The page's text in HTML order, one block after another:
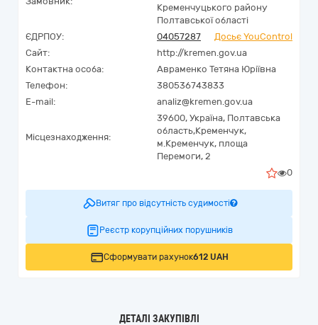
Кременчуцького району
Полтавської області
ЄДРПОУ:
04057287
Досьє YouControl
Сайт:
http://kremen.gov.ua
Контактна особа:
Авраменко Тетяна Юріївна
Телефон:
380536743833
E-mail:
analiz@kremen.gov.ua
Місцезнаходження:
39600, Україна, Полтавська
область,Кременчук,
м.Кременчук, площа
Перемоги, 2
0
Витяг про відсутність судимості
Реєстр корупційних порушників
Сформувати рахунок612 UAH
ДЕТАЛІ ЗАКУПІВЛІ